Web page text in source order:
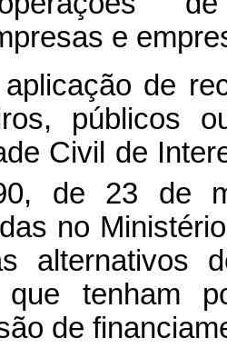
e
de
públicos
Civil de
de 23 de
no
alternativos
que tenham
de